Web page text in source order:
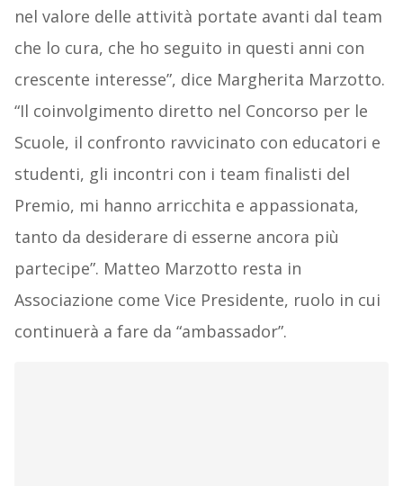
nel valore delle attività portate avanti dal team
che lo cura, che ho seguito in questi anni con
crescente interesse”, dice Margherita Marzotto.
“Il coinvolgimento diretto nel Concorso per le
Scuole, il confronto ravvicinato con educatori e
studenti, gli incontri con i team finalisti del
Premio, mi hanno arricchita e appassionata,
tanto da desiderare di esserne ancora più
partecipe”. Matteo Marzotto resta in
Associazione come Vice Presidente, ruolo in cui
continuerà a fare da “ambassador”.